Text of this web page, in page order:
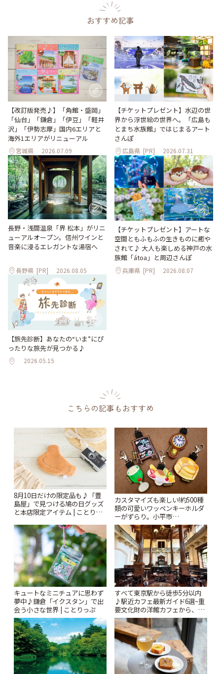
おすすめ記事
【改訂版発売♪】「角館・盛岡」
「仙台」「鎌倉」「伊豆」「軽井
沢」「伊勢志摩」国内6エリアと
海外1エリアがリニューアル
宮城県 2026.07.09
【チケットプレゼント】水辺の世
界から浮世絵の世界へ。「広島も
とまち水族館」ではじまるアート
さんぽ
広島県 [PR] 2026.07.31
長野・浅間温泉「界 松本」がリニ
ューアルオープン。信州ワインと
音楽に浸るエレガントな湯宿へ
長野県 [PR] 2026.08.05
【チケットプレゼント】アートな
空間ともふもふの生きものに癒や
されて♪ 大人も楽しめる神戸の水
族館「átoa」と周辺さんぽ
兵庫県 [PR] 2026.08.07
【旅先診断】あなたの“いま”にぴ
ったりな旅先が見つかる♪
2026.05.15
こちらの記事もおすすめ
8月10日だけの限定品も♪「豊
島屋」で見つける鳩の日グッズ
と本店限定アイテム | ことりっ
カスタマイズも楽しい!約500種
類の可愛いワッペンキーホルダ
ーがずらり。小平市
「Kimamaya T&K」 | ことりっ
ぷ
キュートなミニチュアに思わず
夢中♪鎌倉「イクスタン」で出
会う小さな世界 | ことりっぷ
すべて東京駅から徒歩5分以内
♪駅近カフェ最新ガイド6選~重
要文化財の洋館カフェから、改
札すぐのレトロ喫茶まで~ | こと
りっぷ